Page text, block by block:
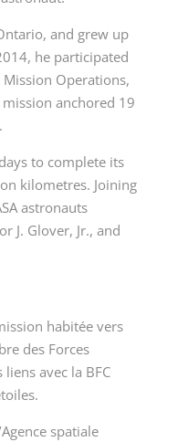
and grew up
he participated
Operations,
anchored 19
to complete its
kilometres. Joining
astronauts
J. Glover, Jr., and
habitée vers
des Forces
avec la BFC
spatiale